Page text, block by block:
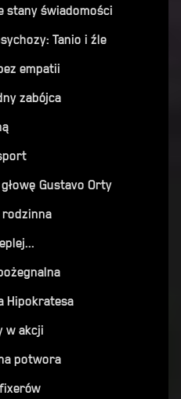
stany świadomości
Tanio i źle
empatii
zabójca
Gustavo Orty
rodzinna
Hipokratesa
w akcji
potwora